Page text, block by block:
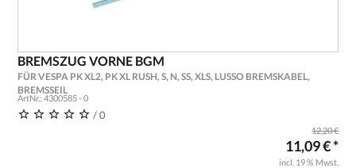
BREMSZUG VORNE BGM
FÜR VESPA PK XL2, PK XL RUSH, S, N, SS, XLS, LUSSO BREMSKABEL,
BREMSSEIL
ArtNr.: 4300585 - 0
/ 0
12,20 €
11,09 € *
incl. 19 % Mwst.